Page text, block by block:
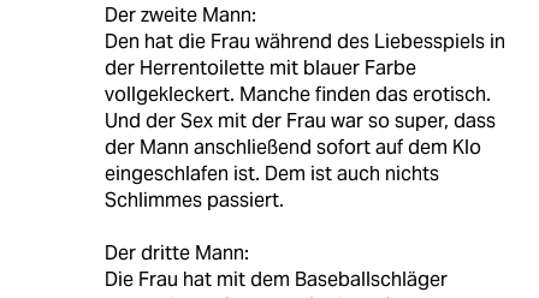
Der zweite Mann:
Den hat die Frau während des Liebesspiels in
der Herrentoilette mit blauer Farbe
vollgekleckert. Manche finden das erotisch.
Und der Sex mit der Frau war so super, dass
der Mann anschließend sofort auf dem Klo
eingeschlafen ist. Dem ist auch nichts
Schlimmes passiert.
Der dritte Mann:
Die Frau hat mit dem Baseballschläger